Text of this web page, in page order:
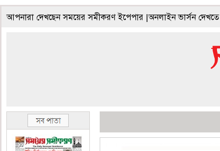
আপনারা দেখছেন সময়ের সমীকরণ ইপেপার |অনলাইন ভার্সন